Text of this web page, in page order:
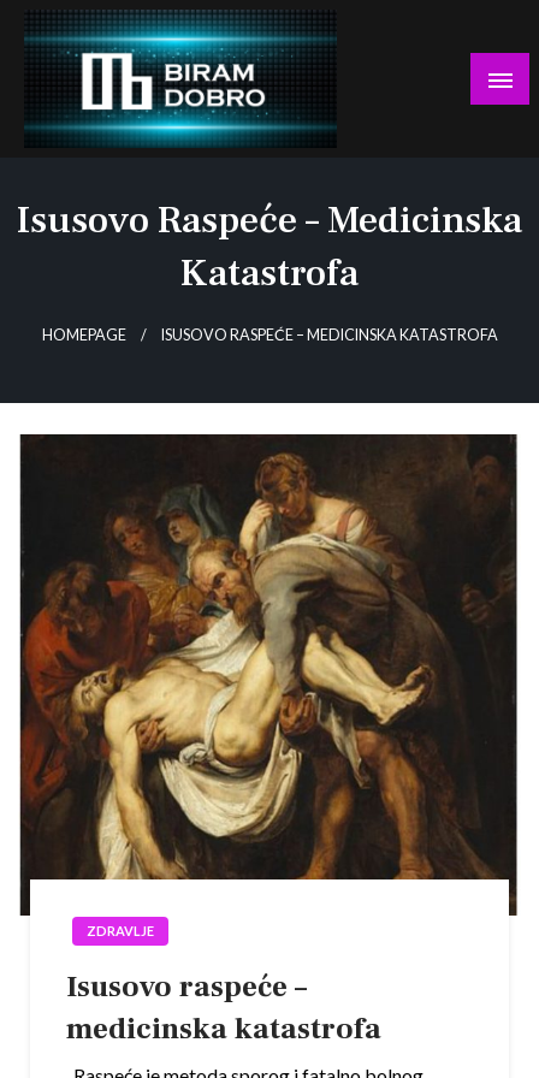
Skip
content
Isusovo Raspeće – Medicinska
Katastrofa
HOMEPAGE ISUSOVO RASPEĆE – MEDICINSKA KATASTROFA
ZDRAVLJE
Isusovo raspeće –
medicinska katastrofa